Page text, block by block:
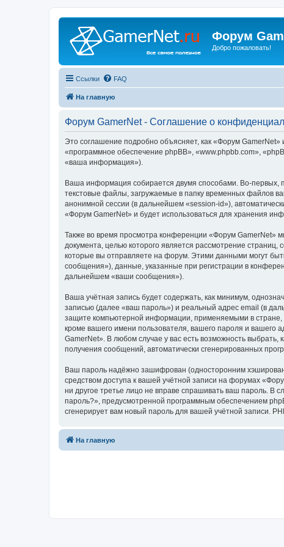
Форум
Добро пожаловать!
Ссылки FAQ
На главную
Форум GamerNet - Соглашение о
Это соглашение подробно объясняет, как «Форум
«программное обеспечение phpBB», «www.phpbb.com»,
«ваша информация»).
Ваша информация собирается двумя способами. Во-первых,
текстовые файлы, загружаемые в папку временных файлов
анонимной сессии (в дальнейшем «session-id»),
«Форум GamerNet» и будет использоваться для хранения
Также во время просмотра конференции «Форум GamerNet»
документа, целью которого является рассмотрение
которые вы отправляете на форум. Этими данными могут
сообщения»), данные, указанные при регистрации в
дальнейшем «ваши сообщения»).
Ваша учётная запись будет содержать, как минимум,
записью (далее «ваш пароль») и реальный адрес email (в
защите компьютерной информации, применяемыми в
кроме вашего имени пользователя, вашего пароля и вашего
GamerNet». В любом случае у вас есть возможность выбрать,
получения сообщений, автоматически сгенерированных
Ваш пароль надёжно зашифрован (односторонним
средством доступа к вашей учётной записи на форумах
ни другое третье лицо не вправе спрашивать ваш пароль. В
пароль?», предусмотренной программным обеспечением
сгенерирует вам новый пароль для вашей учётной записи.
На главную